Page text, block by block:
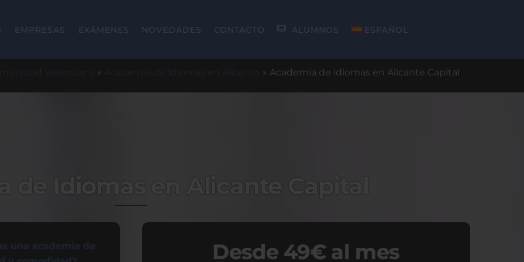
EMPRESAS EXÁMENES NOVEDADES CONTACTO ALUMNOS ESPAÑOL
Valenciana » Academia de Idiomas en Alicante » Academia de idiomas en Alicante Capital
de Idiomas en Alicante Capital
una academia de
Desde 49€ al mes